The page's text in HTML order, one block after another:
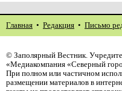
Главная • Редакция • Письмо
© Заполярный Вестник.
«Медиакомпания «Северный
При полном или частичном
размещении материалов в